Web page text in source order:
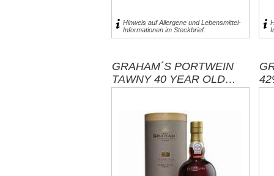
Hinweis auf Allergene und Lebensmittel-
Informationen im Steckbrief.
GRAHAM´S PORTWEIN
TAWNY 40 YEAR OLD
ROT 0,75L 20,0% /